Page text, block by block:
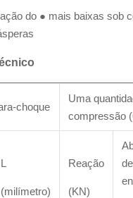
do ● mais baixas sob
choque
Uma
compressão
L
(milímetro)
Reação
(KN)
de